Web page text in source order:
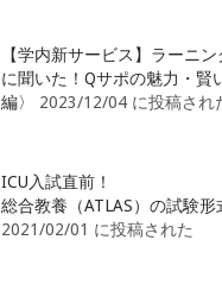
【学内新サービス】ラーニ
に聞いた！Qサポの魅力・賢
編〉
2023/12/04 に投稿され
ICU入試直前！
総合教養（ATLAS）の試験
2021/02/01 に投稿された